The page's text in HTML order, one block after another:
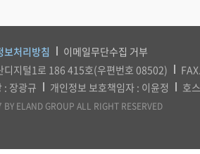
보처리방침
이메일무단수집 거부
디지털1로 186 415호(우편번호 08502)
: 장광규
개인정보 보호책임자 : 이윤정 호
ELAND GROUP ALL RIGHT RESERVED